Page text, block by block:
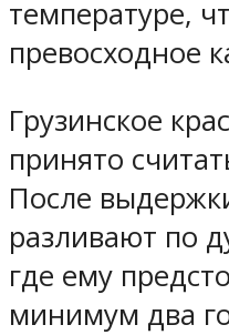
температуре,
превосходное
Грузинское
принято
После
разливают по
где ему
минимум два